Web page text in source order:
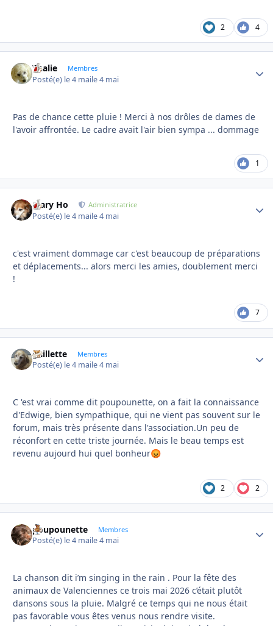
2 4
Thalie Membres
Posté(e) le 4 maile 4 mai
Pas de chance cette pluie ! Merci à nos drôles de dames de
l'avoir affrontée. Le cadre avait l'air bien sympa ... dommage
1
Mary Ho Administratrice
Posté(e) le 4 maile 4 mai
c'est vraiment dommage car c'est beaucoup de préparations
et déplacements... alors merci les amies, doublement merci
!
7
gaillette Membres
Posté(e) le 4 maile 4 mai
C 'est vrai comme dit poupounette, on a fait la connaissance
d'Edwige, bien sympathique, qui ne vient pas souvent sur le
forum, mais très présente dans l'association.Un peu de
réconfort en cette triste journée. Mais le beau temps est
revenu aujourd hui quel bonheur😡
2 2
poupounette Membres
Posté(e) le 4 maile 4 mai
La chanson dit i’m singing in the rain . Pour la fête des
animaux de Valenciennes ce trois mai 2026 c’était plutôt
dansons sous la pluie. Malgré ce temps qui ne nous était
pas favorable vous êtes venus nous rendre visite.